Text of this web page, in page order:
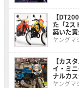
【
た「2ス
築いた
ヤングマ
【カス
イ・ミ
ナルカ
ヤングマ